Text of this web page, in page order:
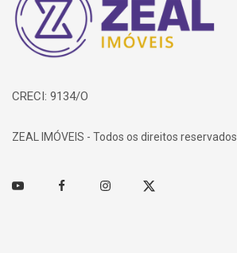
CRECI: 9134/O
ZEAL IMÓVEIS - Todos os direitos reservados.
Youtube FacebookInstagramTwitter